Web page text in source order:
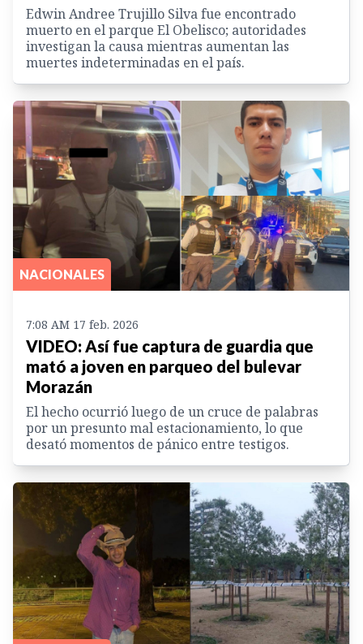
Edwin Andree Trujillo Silva fue encontrado
muerto en el parque El Obelisco; autoridades
investigan la causa mientras aumentan las
muertes indeterminadas en el país.
NACIONALES
7:08 AM 17 feb. 2026
VIDEO: Así fue captura de guardia que
mató a joven en parqueo del bulevar
Morazán
El hecho ocurrió luego de un cruce de palabras
por un presunto mal estacionamiento, lo que
desató momentos de pánico entre testigos.